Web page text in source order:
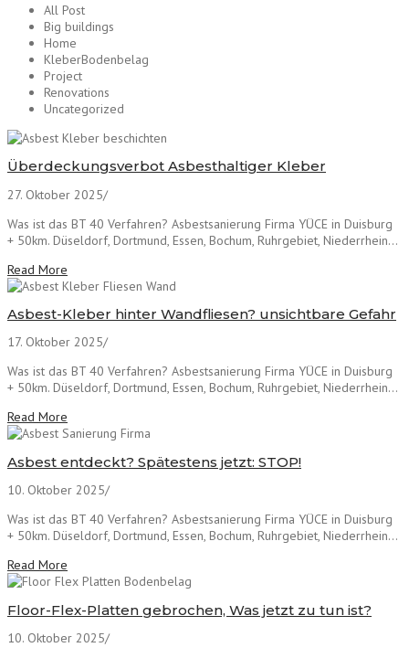
All Post
Big buildings
Home
KleberBodenbelag
Project
Renovations
Uncategorized
Überdeckungsverbot Asbesthaltiger Kleber
27. Oktober 2025/
Was ist das BT 40 Verfahren? Asbestsanierung Firma YÜCE in Duisburg
+ 50km. Düseldorf, Dortmund, Essen, Bochum, Ruhrgebiet, Niederrhein...
Read More
Asbest-Kleber hinter Wandfliesen? unsichtbare Gefahr
17. Oktober 2025/
Was ist das BT 40 Verfahren? Asbestsanierung Firma YÜCE in Duisburg
+ 50km. Düseldorf, Dortmund, Essen, Bochum, Ruhrgebiet, Niederrhein...
Read More
Asbest entdeckt? Spätestens jetzt: STOP!
10. Oktober 2025/
Was ist das BT 40 Verfahren? Asbestsanierung Firma YÜCE in Duisburg
+ 50km. Düseldorf, Dortmund, Essen, Bochum, Ruhrgebiet, Niederrhein...
Read More
Floor-Flex-Platten gebrochen, Was jetzt zu tun ist?
10. Oktober 2025/